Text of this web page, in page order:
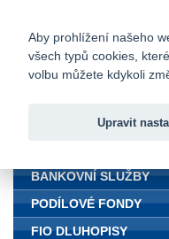
Fio
BANKOVNÍ SLUŽBY
PODÍLOVÉ FONDY
FIO DLUHOPISY
Aby prohlížení našeho
všech typů cookies,
volbu můžete kdykoli
Upravit